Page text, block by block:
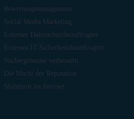
Bewertungsmanagement
Social Media Marketing
Externer Datenschutzbeauftragter
Externer IT-Sicherheitsbeauftragter
Suchergebnisse verbessern
Die Macht der Reputation
Shitstorm im Internet